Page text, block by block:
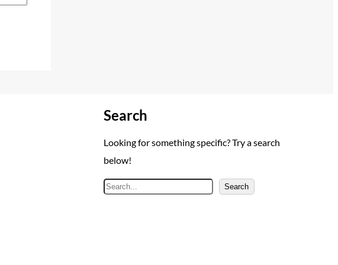
Search
Looking for something specific? Try a search
below!
A
Search